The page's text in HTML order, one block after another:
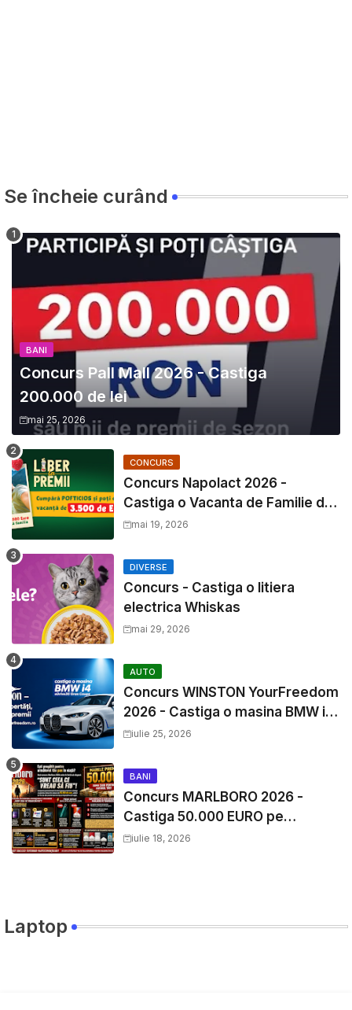
Se încheie curând
BANI
Concurs Pall Mall 2026 - Castiga
200.000 de lei
mai 25, 2026
CONCURS
Concurs Napolact 2026 -
Castiga o Vacanta de Familie de
3500 Euro
mai 19, 2026
DIVERSE
Concurs - Castiga o litiera
electrica Whiskas
mai 29, 2026
AUTO
Concurs WINSTON YourFreedom
2026 - Castiga o masina BMW i4
si mii de premii cash
iulie 25, 2026
BANI
Concurs MARLBORO 2026 -
Castiga 50.000 EURO pe
YourDecision.ro
iulie 18, 2026
Laptop